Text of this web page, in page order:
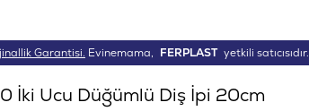
Garantisi. Evinemama, FERPLAST yetkili satıcısıdır.
İki Ucu Düğümlü Diş İpi 20cm